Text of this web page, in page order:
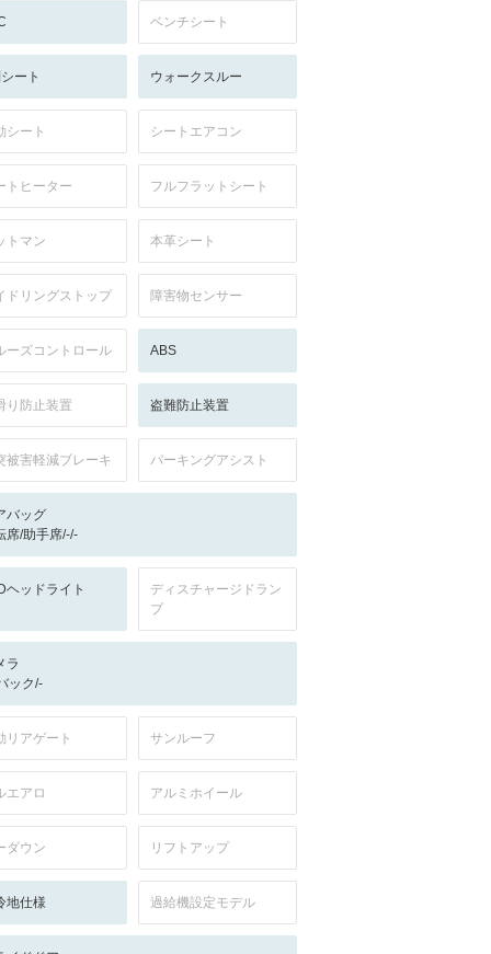
ベンチシート
ート ウォークスルー
シート シートエアコン
トヒーター フルフラットシート
トマン 本革シート
ドリングストップ 障害物センサー
ーズコントロール ABS
り防止装置 盗難防止装置
被害軽減ブレーキ パーキングアシスト
バッグ
席/助手席/-/-
ヘッドライト
ディスチャージドラン
プ
ラ
ック/-
リアゲート サンルーフ
エアロ アルミホイール
ダウン リフトアップ
地仕様 過給機設定モデル